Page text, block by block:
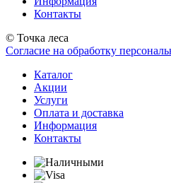
Контакты
© Точка леса
Согласие на обработку
Каталог
Акции
Услуги
Оплата и доставка
Информация
Контакты